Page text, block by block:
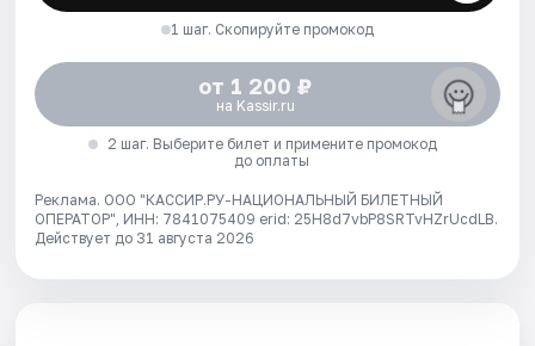
1 шаг. Скопируйте промокод
от 1 200 ₽
на Kassir.ru
2 шаг. Выберите билет и примените промокод
до оплаты
Реклама. ООО "КАССИР.РУ-НАЦИОНАЛЬНЫЙ БИЛЕТНЫЙ
ОПЕРАТОР", ИНН: 7841075409 erid: 25H8d7vbP8SRTvHZrUcdLB.
Действует до 31 августа 2026